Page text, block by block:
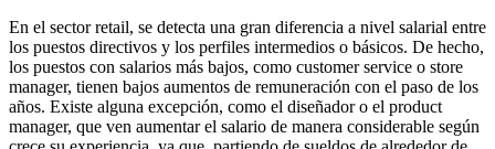
En el sector retail, se detecta una gran diferencia a nivel salarial entre
los puestos directivos y los perfiles intermedios o básicos. De hecho,
los puestos con salarios más bajos, como customer service o store
manager, tienen bajos aumentos de remuneración con el paso de los
años. Existe alguna excepción, como el diseñador o el product
manager, que ven aumentar el salario de manera considerable según